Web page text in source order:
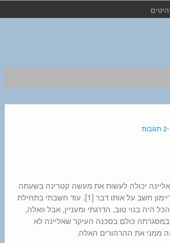
2 תגובות
יכולה לעשות את מעשה קטרינה בשעתה
ולהפוך לערפדית, לתקוע כך את קלאוס. דקות ספורות אחרי כן דיימון חשב על אותו דבר [1]. עוד חשבתי בתחילת
היה בנוי טוב, הדרגתי ומעניין, אבל וואלה,
כולם בסכנה העיקר שאליינה לא
ממני את ההרהורים האלה.